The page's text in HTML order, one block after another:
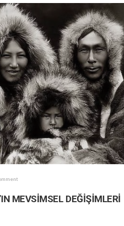
MEVSİMSEL DEĞİŞİMLERİ